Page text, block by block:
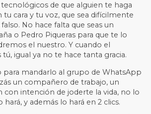
tecnológicos de que alguien te haga
tu cara y tu voz, que sea difícilmente
No hace falta que seas un
o Pedro Piqueras para que te lo
el nuestro. Y cuando el
igual ya no te hace tanta gracia.
para mandarlo al grupo de WhatsApp
un compañero de trabajo, un
con intención de joderte la vida, no lo
hará, y además lo hará en 2 clics.